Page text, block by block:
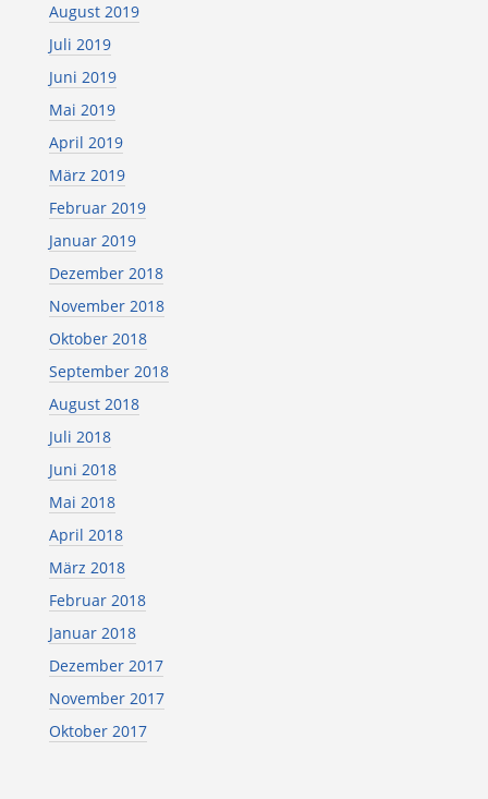
August 2019
Juli 2019
Juni 2019
Mai 2019
April 2019
März 2019
Februar 2019
Januar 2019
Dezember 2018
November 2018
Oktober 2018
September 2018
August 2018
Juli 2018
Juni 2018
Mai 2018
April 2018
März 2018
Februar 2018
Januar 2018
Dezember 2017
November 2017
Oktober 2017